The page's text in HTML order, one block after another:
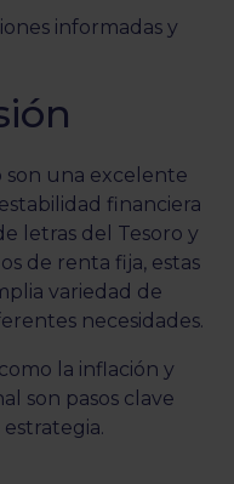
informadas y
son una excelente
financiera
letras del Tesoro y
de renta fija, estas
variedad de
necesidades.
la inflación y
son pasos clave